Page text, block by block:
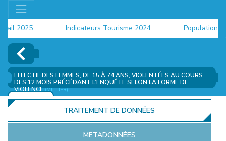
2025 Indicateurs Tourisme 2024 Population
EFFECTIF DES FEMMES, DE 15 À 74 ANS, VIOLENTÉES AU COURS
DES 12 MOIS PRÉCÉDANT L’ENQUÊTE SELON LA FORME DE
VIOLENCE(MILLIER)
AJOUTER
TRAITEMENT DE DONNÉES
METADONNÉES